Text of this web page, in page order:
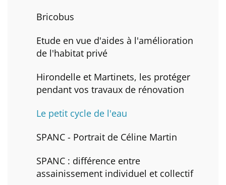
Bricobus
Etude en vue d'aides à l'amélioration
de l'habitat privé
Hirondelle et Martinets, les protéger
pendant vos travaux de rénovation
Le petit cycle de l'eau
SPANC - Portrait de Céline Martin
SPANC : différence entre
assainissement individuel et collectif